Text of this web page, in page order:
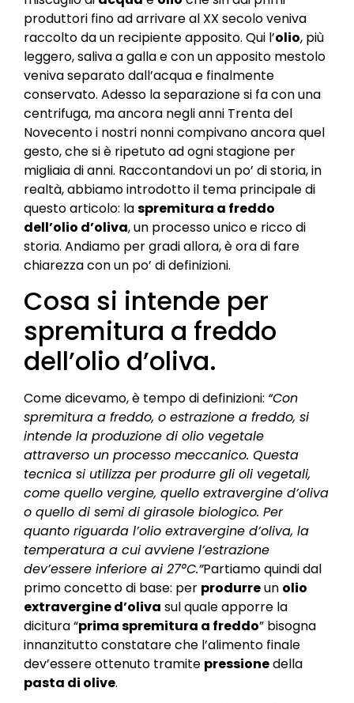
produttori fino ad arrivare al XX secolo veniva
raccolto da un recipiente apposito. Qui l’olio, più
leggero, saliva a galla e con un apposito mestolo
veniva separato dall’acqua e finalmente
conservato. Adesso la separazione si fa con una
centrifuga, ma ancora negli anni Trenta del
Novecento i nostri nonni compivano ancora quel
gesto, che si è ripetuto ad ogni stagione per
migliaia di anni. Raccontandovi un po’ di storia, in
realtà, abbiamo introdotto il tema principale di
questo articolo: laspremitura a freddo
dell’olio d’oliva, un processo unico e ricco di
storia. Andiamo per gradi allora, è ora di fare
chiarezza con un po’ di definizioni.
Cosa si intende per
spremitura a freddo
dell’olio d’oliva.
Come dicevamo, è tempo di definizioni: “Con
spremitura a freddo, o estrazione a freddo, si
intende la produzione di olio vegetale
attraverso un processo meccanico. Questa
tecnica si utilizza per produrre gli oli vegetali,
come quello vergine, quello extravergine d’oliva
o quello di semi di girasole biologico. Per
quanto riguarda l’olio extravergine d’oliva, la
temperatura a cui avviene l’estrazione
dev’essere inferiore ai 27°C.”Partiamo quindi dal
primo concetto di base: per produrreun olio
extravergine d’oliva sul quale apporre la
dicitura “prima spremitura a freddo” bisogna
innanzitutto constatare che l’alimento finale
dev’essere ottenuto tramite pressionedella
pasta di olive.